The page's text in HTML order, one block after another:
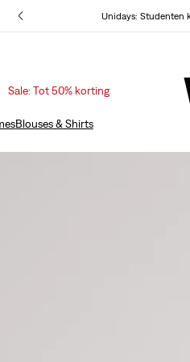
Unidays: Studenten
Sale: Tot 50% korting
Update verzend- en
Blouses & Shirts